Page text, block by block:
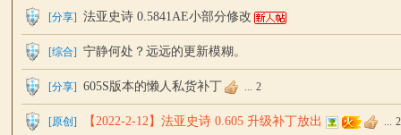
[分享] 法亚史诗 0.5841AE小部分修改
[综合] 宁静何处？远远的更新模糊。
[分享] 605S版本的懒人私货补丁 ... 2
[原创] 【2022-2-12】法亚史诗 0.605 升级补丁放出 ... 2